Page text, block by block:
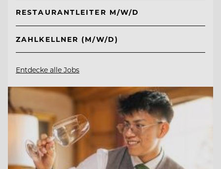
RESTAURANTLEITER M/W/D
ZAHLKELLNER (M/W/D)
Entdecke alle Jobs